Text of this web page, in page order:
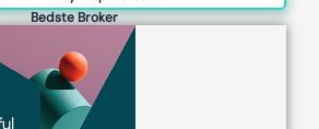
Bedste Broker